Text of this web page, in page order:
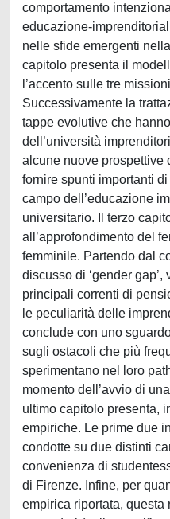
comportamento
educazione-
nelle sfide emergenti
capitolo presenta il
l’accento sulle tre
Successivamente la
tappe evolutive che
dell’università
alcune nuove prospettive
fornire spunti importanti
campo dell’educazione
universitario. Il terzo
all’approfondimento del
femminile. Partendo dal
discusso di ‘gender
principali correnti di
le peculiarità delle
conclude con uno
sugli ostacoli che più
sperimentano nel loro
momento dell’avvio di
ultimo capitolo presenta,
empiriche. Le prime due
condotte su due distinti
convenienza di
di Firenze. Infine, per
empirica riportata, questa